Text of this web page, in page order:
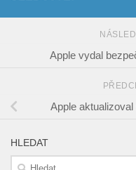
Apple vydal
Apple
HLEDAT
Vyhledávání